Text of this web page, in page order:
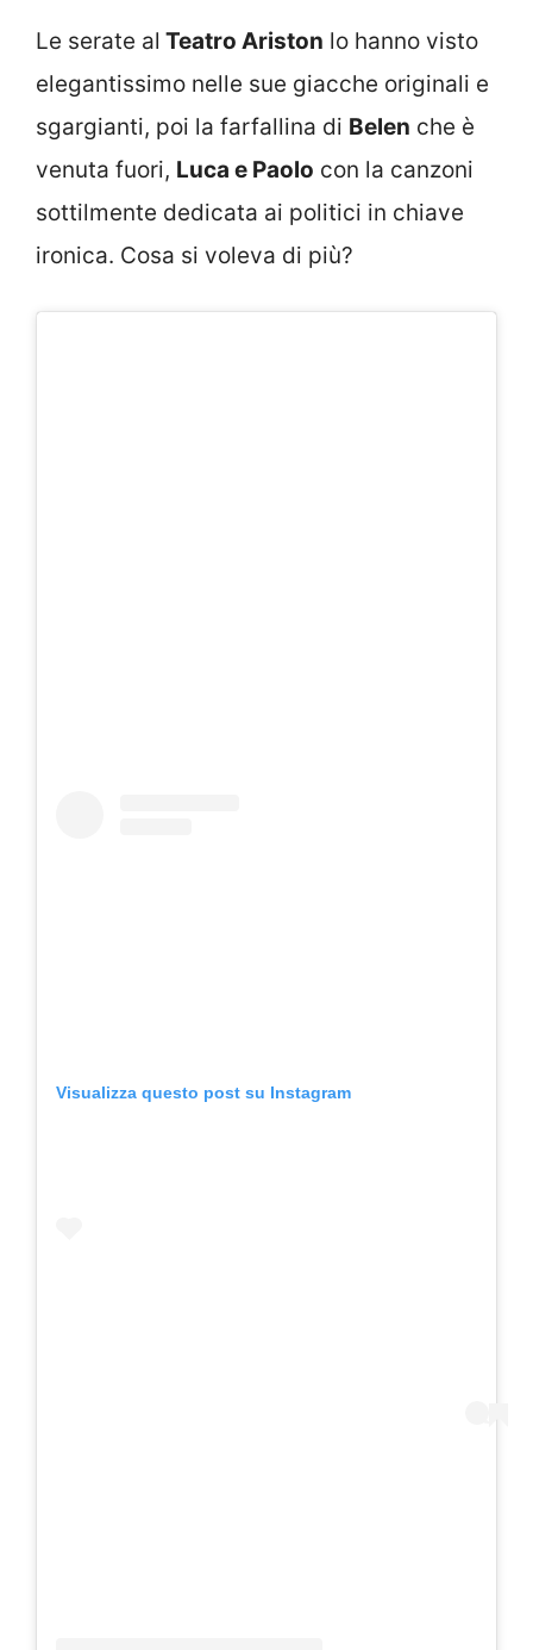
Le serate al Teatro Ariston lo hanno visto
elegantissimo nelle sue giacche originali e
sgargianti, poi la farfallina di Belen che è
venuta fuori, Luca e Paolo con la canzoni
sottilmente dedicata ai politici in chiave
ironica. Cosa si voleva di più?
Visualizza questo post su Instagram